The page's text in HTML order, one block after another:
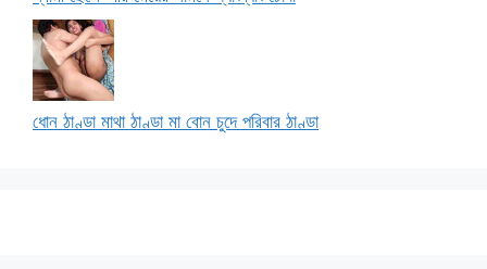
ধোন ঠাণ্ডা মাথা ঠাণ্ডা মা বোন চুদে পরিবার ঠাণ্ডা